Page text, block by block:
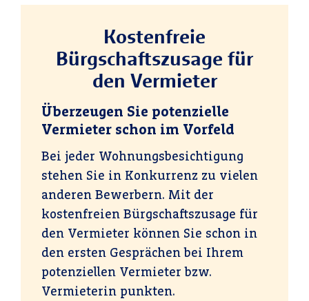
Kostenfreie
Bürgschaftszusage für
den Vermieter
Überzeugen Sie potenzielle
Vermieter schon im Vorfeld
Bei jeder Wohnungsbesichtigung
stehen Sie in Konkurrenz zu vielen
anderen Bewerbern. Mit der
kostenfreien Bürgschaftszusage für
den Vermieter können Sie schon in
den ersten Gesprächen bei Ihrem
potenziellen Vermieter bzw.
Vermieterin punkten.